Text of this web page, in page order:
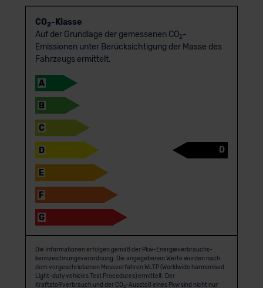
CO2-Klasse
Auf der Grundlage der gemessenen CO2-
Emissionen unter Berücksichtigung der Masse des
Fahrzeugs ermittelt.
A
B
C
D
E
F
G
D
Die Informationen erfolgen gemäß der Pkw-Energie­verbrauchs­
kennzeichnungs­verordnung. Die angegebenen Werte wurden nach
dem vorgeschriebenen Messverfahren WLTP (Worldwide harmonised
Light-duty vehicles Test Procedures) ermittelt. Der
Kraftstoffverbrauch und der CO2-Ausstoß eines Pkw sind nicht nur